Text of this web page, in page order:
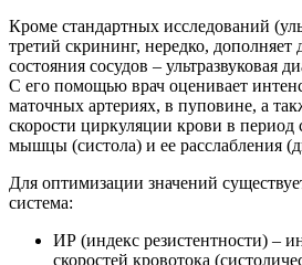
Кроме стандартных исследований
третий скрининг, нередко, дополняет
состояния сосудов – ультразвуковая
С его помощью врач оценивает
маточных артериях, в пуповине, а
скорости циркуляции крови в период
мышцы (систола) и ее расслабления
Для оптимизации значений
система:
ИР (индекс резистентности) –
скоростей кровотока